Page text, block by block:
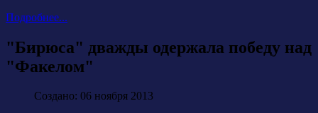
Подробнее...
"Бирюса" дважды одержала победу над
"Факелом"
Создано: 06 ноября 2013